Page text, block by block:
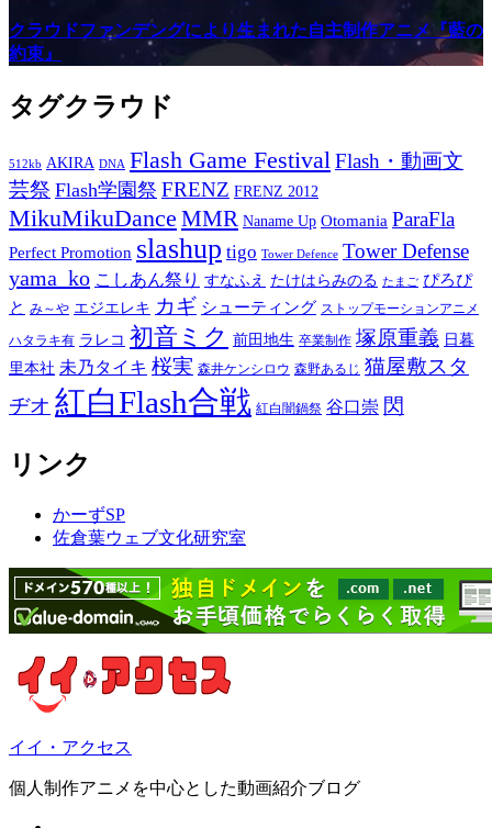
クラウドファンデングにより生まれた自主制作アニメ『藍の
約束』
タグクラウド
512kb AKIRA DNA Flash Game Festival Flash・動画文
芸祭 Flash学園祭 FRENZ FRENZ 2012
MikuMikuDance MMR Naname Up Otomania ParaFla
Perfect Promotion slashup tigo Tower Defence Tower Defense
yama_ko こしあん祭り すなふえ たけはらみのる たまご ぴろぴ
と み～や エジエレキ カギ シューティング ストップモーションアニメ
ハタラキ有 ラレコ 初音ミク 前田地生 卒業制作 塚原重義 日暮
里本社 未乃タイキ 桜実 森井ケンシロウ 森野あるじ 猫屋敷スタ
ヂオ 紅白Flash合戦 紅白闇鍋祭 谷口崇 閃
リンク
かーずSP
佐倉葉ウェブ文化研究室
イイ・アクセス
個人制作アニメを中心とした動画紹介ブログ